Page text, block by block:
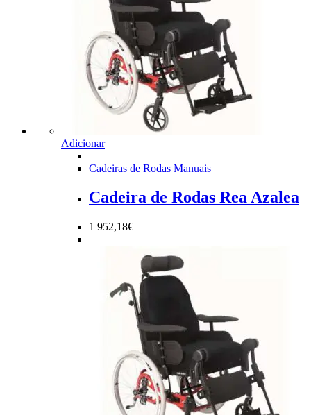
Adicionar
Cadeiras de Rodas Manuais
Cadeira de Rodas Rea Azalea
1 952,18€